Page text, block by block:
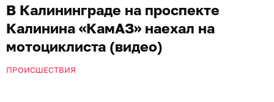
В Калининграде на проспекте
Калинина «КамАЗ» наехал на
мотоциклиста (видео)
ПРОИСШЕСТВИЯ